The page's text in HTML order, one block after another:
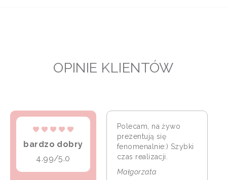
OPINIE KLIENTÓW
bardzo dobry
4.99/5.0
Polecam, na żywo
prezentują się
fenomenalnie:) Szybki
czas realizacji.
Małgorzata